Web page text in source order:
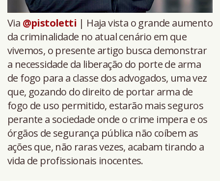
Via @pistoletti | Haja vista o grande aumento
da criminalidade no atual cenário em que
vivemos, o presente artigo busca demonstrar
a necessidade da liberação do porte de arma
de fogo para a classe dos advogados, uma vez
que, gozando do direito de portar arma de
fogo de uso permitido, estarão mais seguros
perante a sociedade onde o crime impera e os
órgãos de segurança pública não coíbem as
ações que, não raras vezes, acabam tirando a
vida de profissionais inocentes.